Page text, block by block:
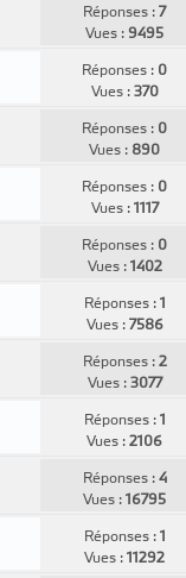
Réponses :7
Vues :9495
Réponses : 0
Vues :370
Réponses : 0
Vues : 890
Réponses : 0
Vues :1117
Réponses : 0
Vues :1402
Réponses :1
Vues :7586
Réponses :2
Vues :3077
Réponses :1
Vues :2106
Réponses :4
Vues :16795
Réponses :1
Vues :11292